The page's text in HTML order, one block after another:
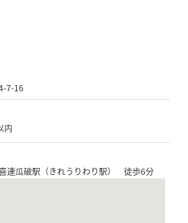
7-16
内
瓜破駅（きれうりわり駅） 徒歩6分